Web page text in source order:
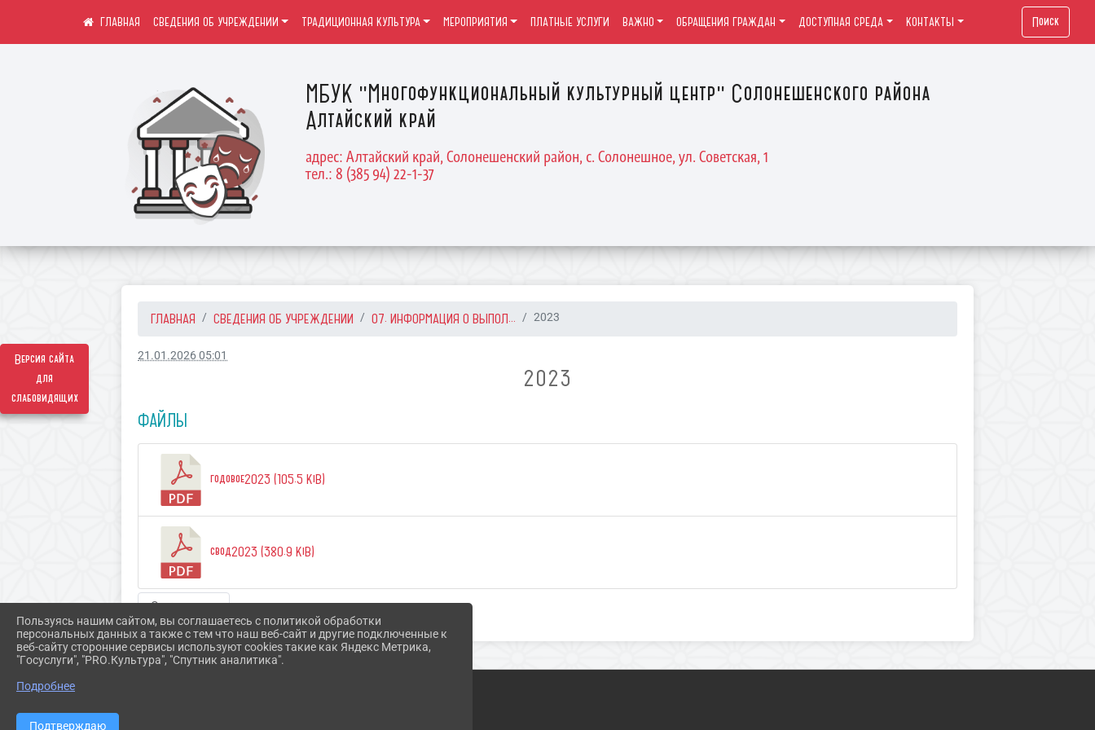
Версия сайта
для
слабовидящих
МБУК "Многофункциональный культурный центр" Солонешенского района
Алтайский край
адрес: Алтайский край, Солонешенский район, с. Солонешное, ул. Советская, 1
тел.: 8 (385 94) 22-1-37
СВЕДЕНИЯ ОБ УЧРЕЖДЕНИИ ТРАДИЦИОННАЯ КУЛЬТУРА МЕРОПРИЯТИЯ ПЛАТНЫЕ УСЛУГИ ВАЖНО ОБРАЩЕНИЯ ГРАЖДАН ДОСТУПНАЯ СРЕДА КОНТАКТЫ Поиск
ГЛАВНАЯ СВЕДЕНИЯ ОБ УЧРЕЖДЕНИИ 07. ИНФОРМАЦИЯ О ВЫПОЛ... 2023
21.01.2026 05:01
2023
ФАЙЛЫ
годовое2023 (105.5 KiB)
свод2023 (380.9 KiB)
Скачать все
Пользуясь нашим сайтом, вы соглашаетесь с политикой обработки
персональных данных а также с тем что наш веб-сайт и другие подключенные к
веб-сайту сторонние сервисы используют cookies такие как Яндекс Метрика,
"Госуслуги", "PRO.Культура", "Спутник аналитика".
Подробнее
Подтверждаю